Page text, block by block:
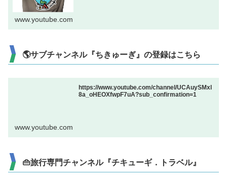
www.youtube.com
🌎サブチャンネル『ちきゅーぎ』の登録はこちら
https://www.youtube.com/channel/UCAuySMxl
8a_oHEOXfwpF7uA?sub_confirmation=1
www.youtube.com
👜旅行専門チャンネル『チキューギ．トラベル』